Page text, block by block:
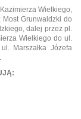
Wielkiego,
Most Grunwaldzki do
dalej przez pl.
Wielkiego do ul.
Marszałka Józefa